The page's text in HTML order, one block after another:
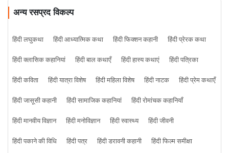
अन्य रसप्रद विकल्प
हिंदी लघुकथा हिंदी आध्यात्मिक कथा हिंदी फिक्शन कहानी
हिंदी प्रेरक कथा
हिंदी क्लासिक कहानियां
हिंदी बाल कथाएँ हिंदी हास्य कथाएं
हिंदी पत्रिका
हिंदी कविता
हिंदी यात्रा विशेष हिंदी महिला विशेष हिंदी नाटक
हिंदी प्रेम कथाएँ
हिंदी जासूसी कहानी
हिंदी सामाजिक कहानियां
हिंदी रोमांचक कहानियाँ
हिंदी मानवीय विज्ञान
हिंदी मनोविज्ञान हिंदी स्वास्थ्य
हिंदी जीवनी
हिंदी पकाने की विधि
हिंदी पत्र हिंदी डरावनी कहानी हिंदी फिल्म समीक्षा